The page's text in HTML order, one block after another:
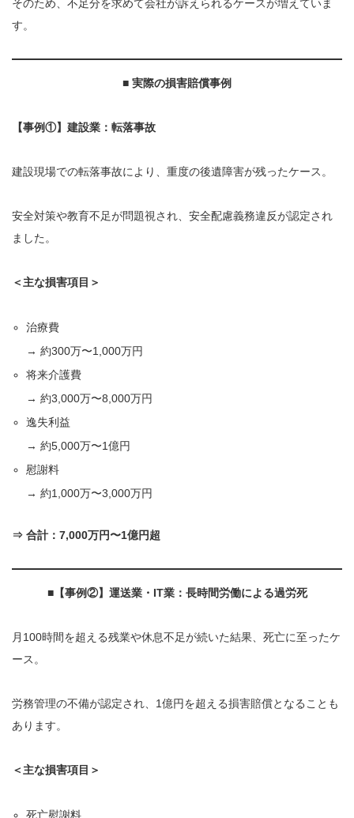
そのため、不足分を求めて会社が訴えられるケースが増えていま
す。
■ 実際の損害賠償事例
【事例①】建設業：転落事故
建設現場での転落事故により、重度の後遺障害が残ったケース。
安全対策や教育不足が問題視され、安全配慮義務違反が認定され
ました。
＜主な損害項目＞
治療費
→ 約300万〜1,000万円
将来介護費
→ 約3,000万〜8,000万円
逸失利益
→ 約5,000万〜1億円
慰謝料
→ 約1,000万〜3,000万円
⇒ 合計：7,000万円〜1億円超
■【事例②】運送業・IT業：長時間労働による過労死
月100時間を超える残業や休息不足が続いた結果、死亡に至ったケ
ース。
労務管理の不備が認定され、1億円を超える損害賠償となることも
あります。
＜主な損害項目＞
死亡慰謝料